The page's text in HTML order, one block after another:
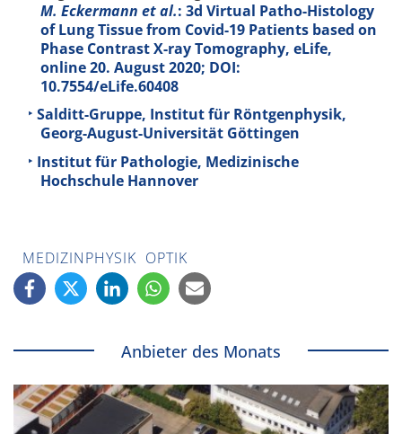
M. Eckermann et al.: 3d Virtual Patho-Histology
of Lung Tissue from Covid-19 Patients based on
Phase Contrast X-ray Tomography, eLife,
online 20. August 2020; DOI:
10.7554/eLife.60408
Salditt-Gruppe, Institut für Röntgenphysik,
Georg-August-Universität Göttingen
Institut für Pathologie, Medizinische
Hochschule Hannover
MEDIZINPHYSIK OPTIK
Anbieter des Monats